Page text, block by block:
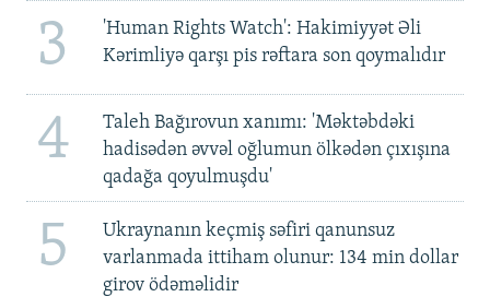
3
'Human Rights Watch': Hakimiyyət Əli
Kərimliyə qarşı pis rəftara son qoymalıdır
4
Taleh Bağırovun xanımı: 'Məktəbdəki
hadisədən əvvəl oğlumun ölkədən çıxışına
qadağa qoyulmuşdu'
5
Ukraynanın keçmiş səfiri qanunsuz
varlanmada ittiham olunur: 134 min dollar
girov ödəməlidir